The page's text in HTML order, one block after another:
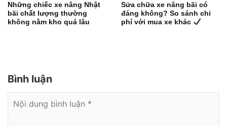
Những chiếc xe nâng Nhật
bãi chất lượng thường
không nằm kho quá lâu
Sửa chữa xe nâng bãi có
đáng không? So sánh chi
phí với mua xe khác
Bình luận